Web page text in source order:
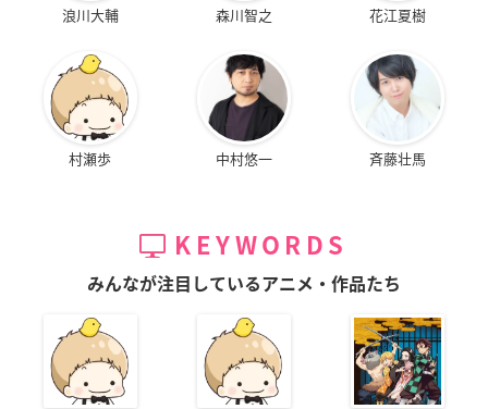
浪川大輔 森川智之 花江夏樹
村瀬歩 中村悠一 斉藤壮馬
KEYWORDS
みんなが注目しているアニメ・作品たち